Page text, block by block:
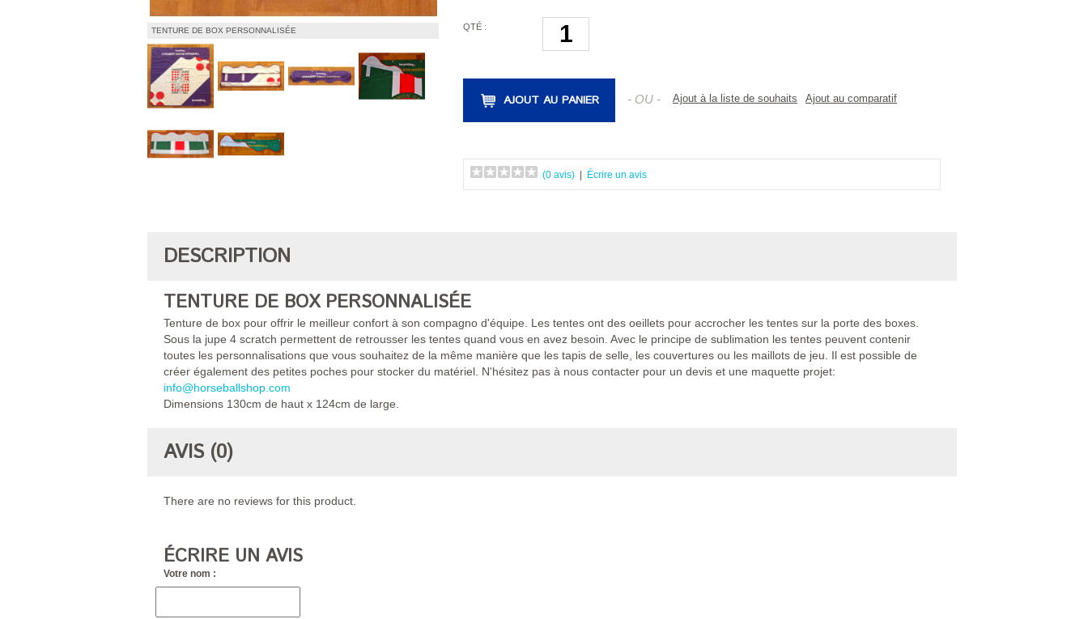
TENTURE DE BOX PERSONNALISÉE QTÉ :
AJOUT AU PANIER - OU - Ajout à la liste de souhaits Ajout au comparatif
(0 avis) Écrire un avis
DESCRIPTION
TENTURE DE BOX PERSONNALISÉE
Tenture de box pour offrir le meilleur confort à son compagno d'équipe. Les tentes ont des oeillets pour accrocher les tentes sur la porte des boxes.
Sous la jupe 4 scratch permettent de retrousser les tentes quand vous en avez besoin. Avec le principe de sublimation les tentes peuvent contenir
toutes les personnalisations que vous souhaitez de la même manière que les tapis de selle, les couvertures ou les maillots de jeu. Il est possible de
créer également des petites poches pour stocker du matériel. N'hésitez pas à nous contacter pour un devis et une maquette projet:
info@horseballshop.com
Dimensions 130cm de haut x 124cm de large.
AVIS (0)
There are no reviews for this product.
ÉCRIRE UN AVIS
Votre nom :